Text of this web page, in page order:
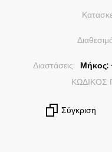
Διαστάσεις:
Μήκος:
ΚΩΔΙΚΟΣ
Σύγκριση